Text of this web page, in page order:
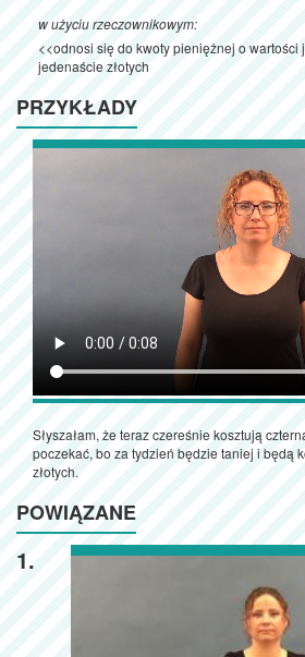
w użyciu rzeczownikowym:
<<odnosi się do kwoty pieniężnej o wartości
jedenaście złotych
PRZYKŁADY
Słyszałam, że teraz czereśnie kosztują
poczekać, bo za tydzień będzie taniej i będą
złotych.
POWIĄZANE
1.